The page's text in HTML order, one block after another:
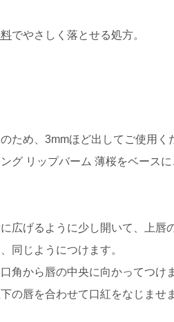
でやさしく落とせる処方。
ため、3mmほど出してご使用く
グ リップバーム 薄桜をベース
広げるように少し開いて、上唇
同じようにつけます。
角から唇の中央に向かってつけま
の唇を合わせて口紅をなじませ